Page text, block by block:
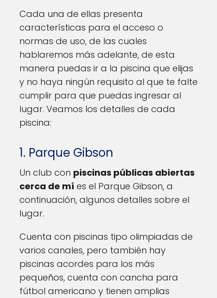
Cada una de ellas presenta
características para el acceso o
normas de uso, de las cuales
hablaremos más adelante, de esta
manera puedas ir a la piscina que elijas
y no haya ningún requisito al que te falte
cumplir para que puedas ingresar al
lugar. Veamos los detalles de cada
piscina:
1. Parque Gibson
Un club con piscinas públicas abiertas
cerca de mí es el Parque Gibson, a
continuación, algunos detalles sobre el
lugar.
Cuenta con piscinas tipo olimpiadas de
varios canales, pero también hay
piscinas acordes para los más
pequeños, cuenta con cancha para
fútbol americano y tienen amplias